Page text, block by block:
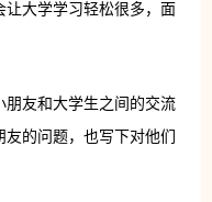
大学学习轻松很多，面
朋友和大学生之间的交流
的问题，也写下对他们